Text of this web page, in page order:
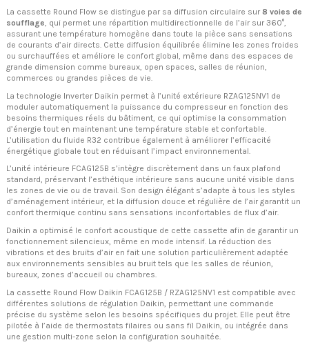
La cassette Round Flow se distingue par sa diffusion circulaire sur 8 voies de
soufflage, qui permet une répartition multidirectionnelle de l’air sur 360°,
assurant une température homogène dans toute la pièce sans sensations
de courants d’air directs. Cette diffusion équilibrée élimine les zones froides
ou surchauffées et améliore le confort global, même dans des espaces de
grande dimension comme bureaux, open spaces, salles de réunion,
commerces ou grandes pièces de vie.
La technologie Inverter Daikin permet à l’unité extérieure RZAG125NV1 de
moduler automatiquement la puissance du compresseur en fonction des
besoins thermiques réels du bâtiment, ce qui optimise la consommation
d’énergie tout en maintenant une température stable et confortable.
L’utilisation du fluide R32 contribue également à améliorer l’efficacité
énergétique globale tout en réduisant l’impact environnemental.
L’unité intérieure FCAG125B s’intègre discrètement dans un faux plafond
standard, préservant l’esthétique intérieure sans aucune unité visible dans
les zones de vie ou de travail. Son design élégant s’adapte à tous les styles
d’aménagement intérieur, et la diffusion douce et régulière de l’air garantit un
confort thermique continu sans sensations inconfortables de flux d’air.
Daikin a optimisé le confort acoustique de cette cassette afin de garantir un
fonctionnement silencieux, même en mode intensif. La réduction des
vibrations et des bruits d’air en fait une solution particulièrement adaptée
aux environnements sensibles au bruit tels que les salles de réunion,
bureaux, zones d’accueil ou chambres.
La cassette Round Flow Daikin FCAG125B / RZAG125NV1 est compatible avec
différentes solutions de régulation Daikin, permettant une commande
précise du système selon les besoins spécifiques du projet. Elle peut être
pilotée à l’aide de thermostats filaires ou sans fil Daikin, ou intégrée dans
une gestion multi-zone selon la configuration souhaitée.